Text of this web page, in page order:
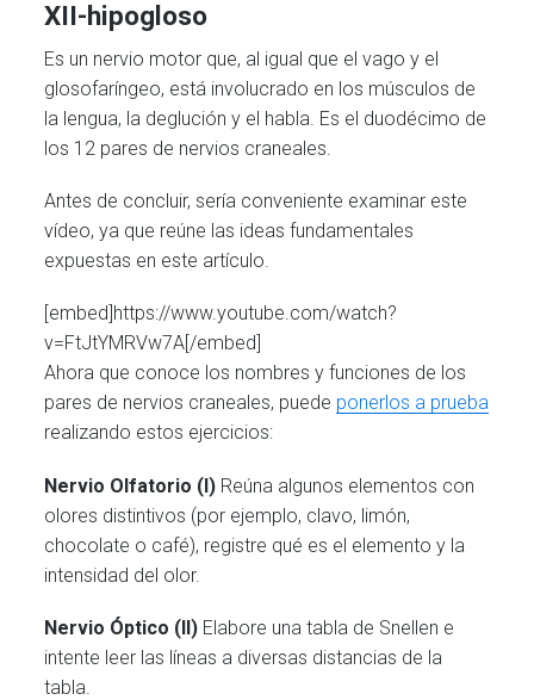
XII-hipogloso
Es un nervio motor que, al igual que el vago y el
glosofaríngeo, está involucrado en los músculos de
la lengua, la deglución y el habla. Es el duodécimo de
los 12 pares de nervios craneales.
Antes de concluir, sería conveniente examinar este
vídeo, ya que reúne las ideas fundamentales
expuestas en este artículo.
[embed]https://www.youtube.com/watch?
v=FtJtYMRVw7A[/embed]
Ahora que conoce los nombres y funciones de los
pares de nervios craneales, puede ponerlos a prueba
realizando estos ejercicios:
Nervio Olfatorio (I) Reúna algunos elementos con
olores distintivos (por ejemplo, clavo, limón,
chocolate o café), registre qué es el elemento y la
intensidad del olor.
Nervio Óptico (II) Elabore una tabla de Snellen e
intente leer las líneas a diversas distancias de la
tabla.